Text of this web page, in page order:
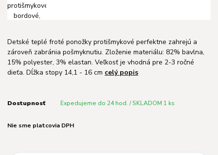
Detské teplé froté ponožky protišmykové perfektne zahrejú a
zároveň zabránia pošmyknutiu. Zloženie materiálu: 82% bavlna,
15% polyester, 3% elastan. Veľkosť je vhodná pre 2-3 ročné
dieťa. Dĺžka stopy 14,1 - 16 cm celý popis
Dostupnosť Expedujeme do 24 hod. / SKLADOM 1 ks
Nie sme platcovia DPH